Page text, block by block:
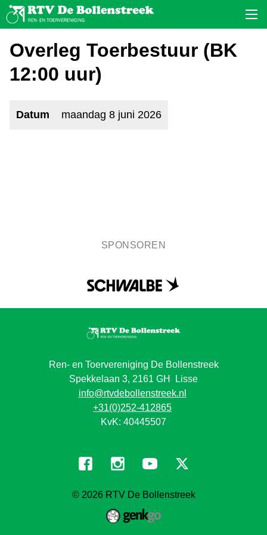
Overleg Toerbestuur (BK
12:00 uur)
Datum maandag 8 juni 2026
SPONSOREN
Ren- en Toervereniging De Bollenstreek
Spekkelaan 3, 2161 GH Lisse
info@rtvdebollenstreek.nl
+31(0)252-412865
KvK: 40445507
© 2026RTV De Bollenstreek